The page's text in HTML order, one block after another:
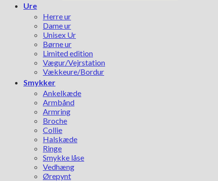
Ure
Herre ur
Dame ur
Unisex Ur
Børne ur
Limited edition
Vægur/Vejrstation
Vækkeure/Bordur
Smykker
Ankelkæde
Armbånd
Armring
Broche
Collie
Halskæde
Ringe
Smykke låse
Vedhæng
Ørepynt